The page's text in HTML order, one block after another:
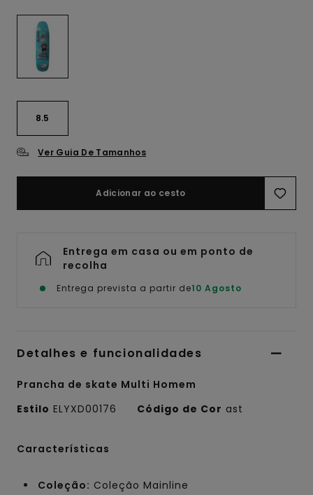
8.5
Ver Guia De Tamanhos
Adicionar ao cesto
Entrega em casa ou em ponto de
recolha
Entrega prevista a partir de10 Agosto
Detalhes e funcionalidades
Prancha de skate Multi Homem
Estilo ELYXD00176 Código de Cor ast
Características
Coleção: Coleção Mainline